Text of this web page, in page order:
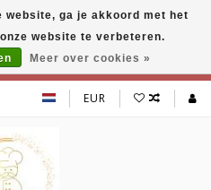
Indian grocery shop with
Suhana, DeliSpice
more !!!
EUR
website, ga je akkoord met het
website te verbeteren.
Meer over cookies »